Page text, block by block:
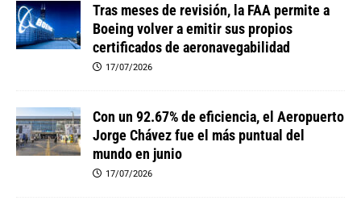
Tras meses de revisión, la FAA permite a
Boeing volver a emitir sus propios
certificados de aeronavegabilidad
17/07/2026
Con un 92.67% de eficiencia, el Aeropuerto
Jorge Chávez fue el más puntual del
mundo en junio
17/07/2026